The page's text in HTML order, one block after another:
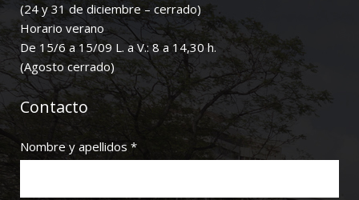
(24 y 31 de diciembre – cerrado)
Horario verano
De 15/6 a 15/09 L. a V.: 8 a 14,30 h.
(Agosto cerrado)
Contacto
Nombre y apellidos *